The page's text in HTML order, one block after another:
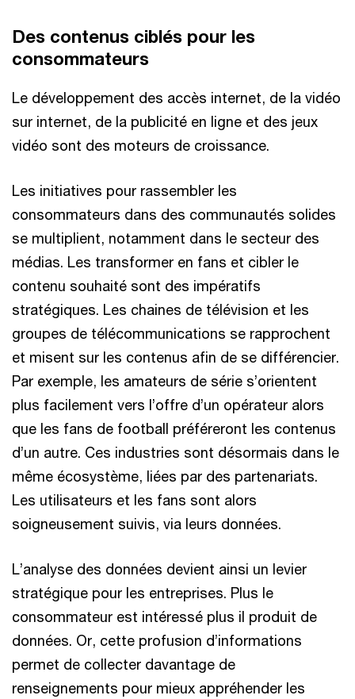
Des contenus ciblés pour les
consommateurs
Le développement des accès internet, de la vidéo
sur internet, de la publicité en ligne et des jeux
vidéo sont des moteurs de croissance.
Les initiatives pour rassembler les
consommateurs dans des communautés solides
se multiplient, notamment dans le secteur des
médias. Les transformer en fans et cibler le
contenu souhaité sont des impératifs
stratégiques. Les chaines de télévision et les
groupes de télécommunications se rapprochent
et misent sur les contenus afin de se différencier.
Par exemple, les amateurs de série s’orientent
plus facilement vers l’offre d’un opérateur alors
que les fans de football préféreront les contenus
d’un autre. Ces industries sont désormais dans le
même écosystème, liées par des partenariats.
Les utilisateurs et les fans sont alors
soigneusement suivis, via leurs données.
L’analyse des données devient ainsi un levier
stratégique pour les entreprises. Plus le
consommateur est intéressé plus il produit de
données. Or, cette profusion d’informations
permet de collecter davantage de
renseignements pour mieux appréhender les